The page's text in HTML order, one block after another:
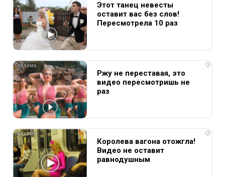
Этот танец невесты
оставит вас без слов!
Пересмотрела 10 раз
i
Ржу не переставая, это
видео пересмотришь не
раз
i
Королева вагона отожгла!
Видео не оставит
равнодушным